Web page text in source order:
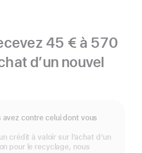
45 € à 570
d’un nouvel
avez contre celui dont vous
crédit à valoir sur l’achat d’un
pour le recyclage, nous